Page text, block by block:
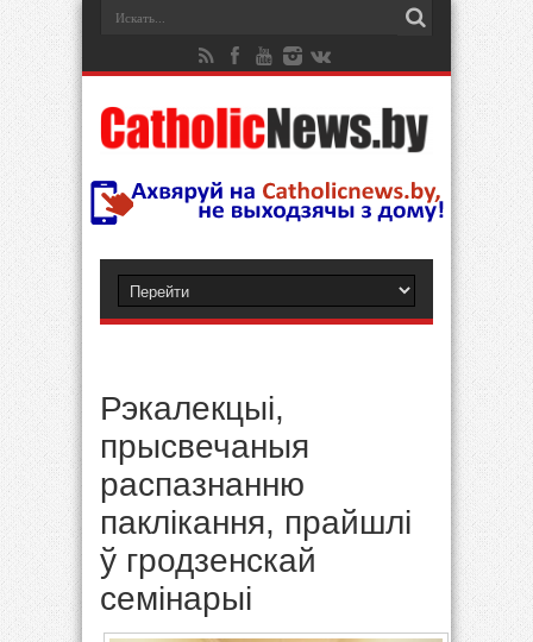
Рэкалекцыі,
прысвечаныя
распазнанню
паклікання, прайшлі
ў гродзенскай
семінарыі